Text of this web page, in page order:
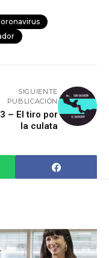
SIGUIENTE
PUBLICACIÓN
– El tiro por
la culata